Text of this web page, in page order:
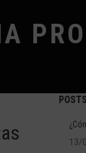
13/